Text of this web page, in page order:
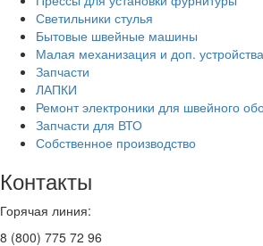
Светильники стулья
Бытовые швейные машины
Малая механизация и доп. устройства
Запчасти
ЛАПКИ
Ремонт электроники для швейного
Запчасти для ВТО
Собственное производство
Контакты
Горячая линия:
8 (800) 775 72 96